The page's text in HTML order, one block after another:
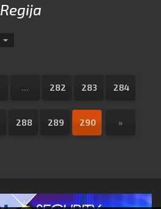
Regija
... 282 283 284
288 289 290 »